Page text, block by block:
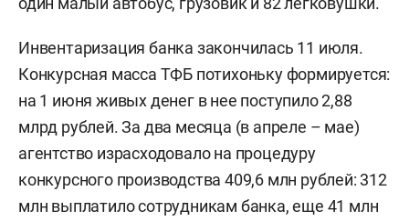
Инвентаризация банка закончилась 11 июля.
Конкурсная масса ТФБ потихоньку формируется:
на 1 июня живых денег в нее поступило 2,88
млрд рублей. За два месяца (в апреле – мае)
агентство израсходовало на процедуру
конкурсного производства 409,6 млн рублей: 312
млн выплатило сотрудникам банка, еще 41 млн